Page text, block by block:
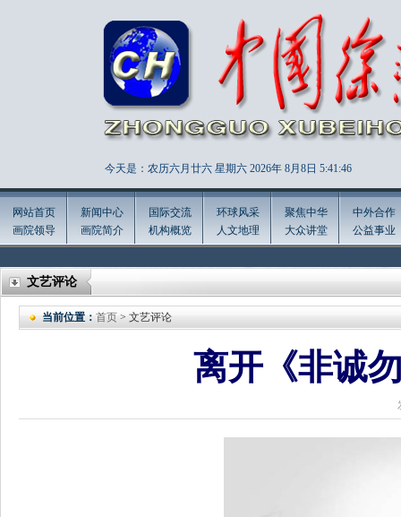
今天是：农历六月廿六 星期六 2026年 8月8日 5:41:48
网站首页
画院领导
新闻中心
画院简介
国际交流
机构概览
环球风采
人文地理
聚焦中华
大众讲堂
中外合作
公益事业
文艺评论
当前位置： 首页 > 文艺评论
离开《非诚